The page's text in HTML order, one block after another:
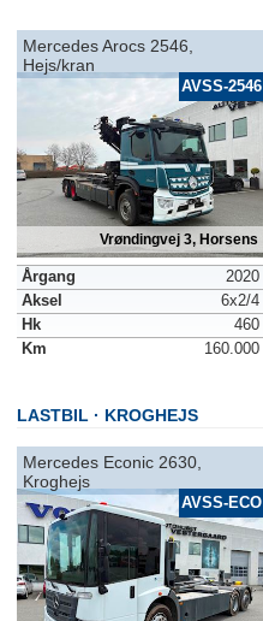
Mercedes Arocs 2546,
Hejs/kran
AVSS-2546
Vrøndingvej 3, Horsens
Årgang
2020
Aksel
6x2/4
Hk
460
Km
160.000
LASTBIL KROGHEJS
Mercedes Econic 2630,
Kroghejs
AVSS-ECO